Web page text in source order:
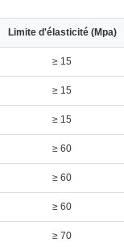
Limite d'élasticité (Mpa)
≥ 15
≥ 15
≥ 15
≥ 60
≥ 60
≥ 60
≥ 70